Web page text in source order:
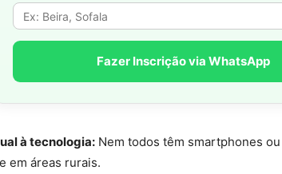
Fazer Inscrição via WhatsApp
à tecnologia: Nem todos têm smartphones
em áreas rurais.